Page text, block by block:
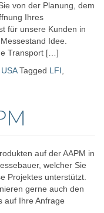
von der Planung, dem
Ihres
für unsere Kunden in
Idee.
Transport […]
Tagged LFI
auf der AAPM in
welcher Sie
Projektes unterstützt.
gerne auch den
auf Ihre Anfrage